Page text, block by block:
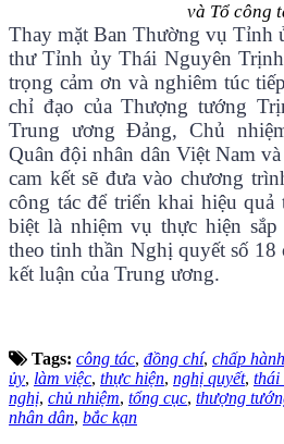
và Tổ công
Thay mặt Ban Thường vụ Tỉnh
thư Tỉnh ủy Thái Nguyên
trọng cảm ơn và nghiêm túc
chỉ đạo của Thượng tướng
Trung ương Đảng, Chủ
Quân đội nhân dân Việt Nam
cam kết sẽ đưa vào chương
công tác để triển khai hiệu
biệt là nhiệm vụ thực hiện
theo tinh thần Nghị quyết số 18
kết luận của Trung ương.
Tags: công tác, đồng chí, chấp hành
ủy, làm việc, thực hiện, nghị quyết, thái
nghị, chủ nhiệm, tổng cục, thượng
nhân dân, bắc kạn